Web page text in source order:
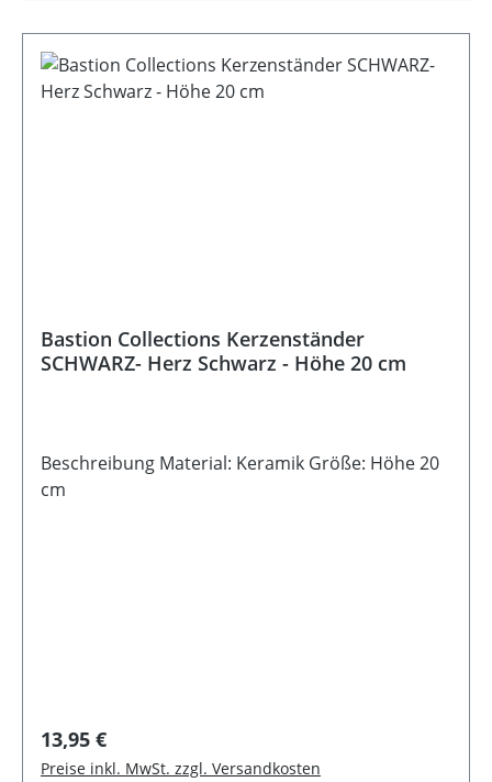
Bastion Collections Kerzenständer
SCHWARZ- Herz Schwarz - Höhe 20 cm
Beschreibung Material: Keramik Größe: Höhe 20
cm
Regulärer Preis:
13,95 €
Preise inkl. MwSt. zzgl. Versandkosten